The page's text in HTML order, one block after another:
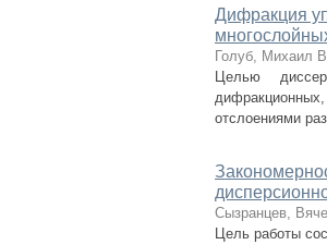
Дифракция
Голуб, Михаил
Целью
отслоениями
Сызранцев,
Цель работы